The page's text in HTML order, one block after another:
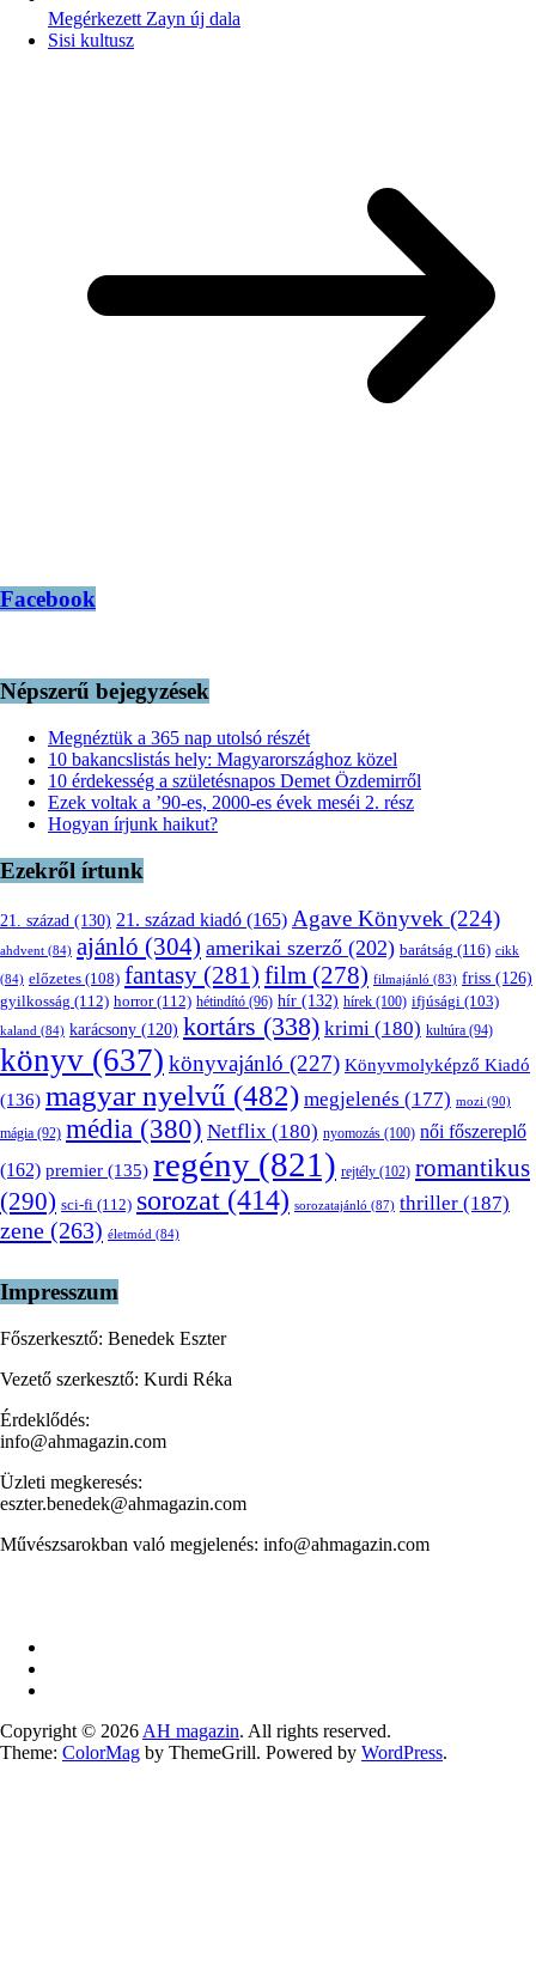
Megérkezett Zayn új dala
Sisi kultusz
Facebook
Népszerű bejegyzések
Megnéztük a 365 nap utolsó részét
10 bakancslistás hely: Magyarországhoz közel
10 érdekesség a születésnapos Demet Özdemirről
Ezek voltak a ’90-es, 2000-es évek meséi 2. rész
Hogyan írjunk haikut?
Ezekről írtunk
21. század (130) 21. század kiadó (165) Agave Könyvek (224)
ahdvent (84) ajánló (304) amerikai szerző (202) barátság (116) cikk
(84) előzetes (108) fantasy (281) film (278) filmajánló (83) friss (126)
gyilkosság (112) horror(112) hétindító (96) hír (132) hírek (100) ifjúsági (103)
kaland (84) karácsony (120) kortárs (338) krimi (180) kultúra (94)
könyv (637) könyvajánló (227) Könyvmolyképző Kiadó
(136) magyar nyelvű (482) megjelenés (177) mozi (90)
mágia (92) média (380) Netflix (180) nyomozás (100) női főszereplő
(162) premier (135) regény (821) rejtély (102) romantikus
(290) sci-fi (112) sorozat (414) sorozatajánló (87) thriller (187)
zene (263) életmód (84)
Impresszum
Főszerkesztő: Benedek Eszter
Vezető szerkesztő: Kurdi Réka
Érdeklődés:
info@ahmagazin.com
Üzleti megkeresés:
eszter.benedek@ahmagazin.com
Művészsarokban való megjelenés: info@ahmagazin.com
Copyright © 2026 AH magazin. All rights reserved.
Theme: ColorMag by ThemeGrill. Powered by WordPress.